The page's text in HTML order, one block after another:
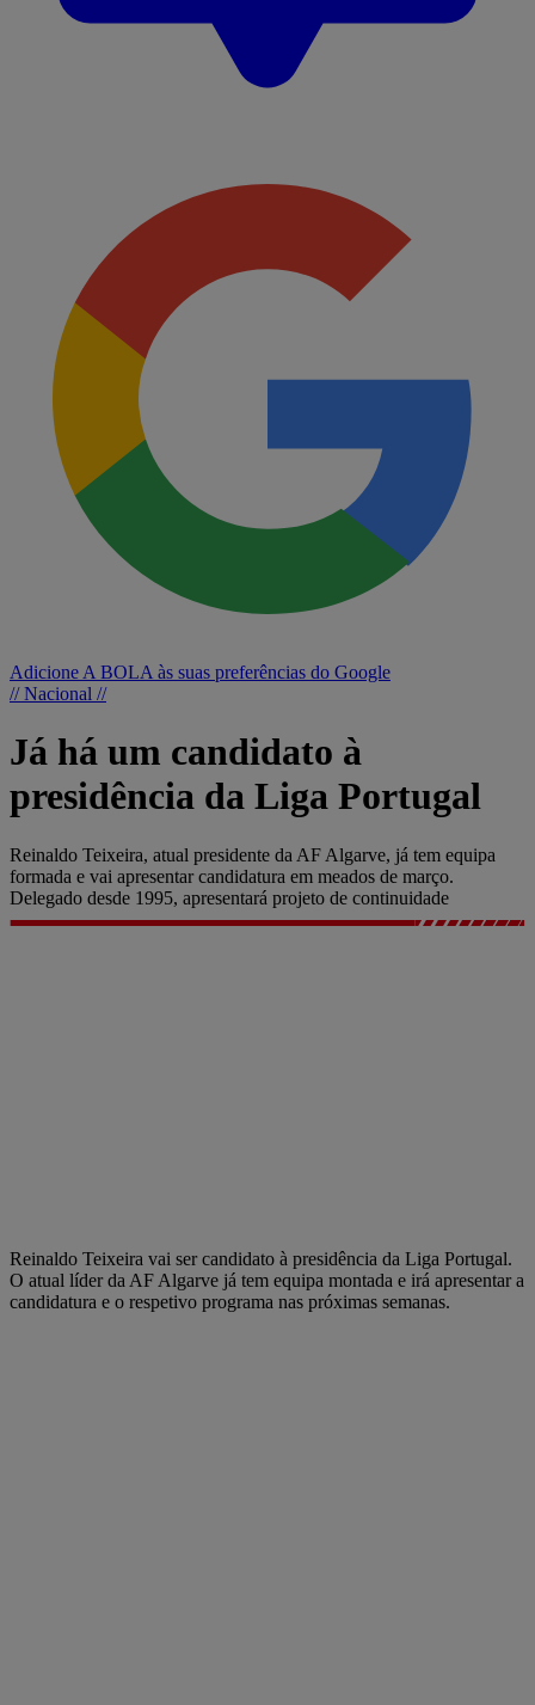
Adicione A BOLA às suas preferências do Google
// Nacional //
Já há um candidato à
presidência da Liga Portugal
Reinaldo Teixeira, atual presidente da AF Algarve, já tem equipa
formada e vai apresentar candidatura em meados de março.
Delegado desde 1995, apresentará projeto de continuidade
Reinaldo Teixeira vai ser candidato à presidência da Liga Portugal.
O atual líder da AF Algarve já tem equipa montada e irá apresentar a
candidatura e o respetivo programa nas próximas semanas.